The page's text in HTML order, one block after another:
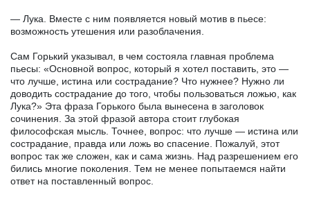
— Лука. Вместе с ним появляется новый мотив в пьесе:
возможность утешения или разоблачения.
Сам Горький указывал, в чем состояла главная проблема
пьесы: «Основной вопрос, который я хотел поставить, это —
что лучше, истина или сострадание? Что нужнее? Нужно ли
доводить сострадание до того, чтобы пользоваться ложью, как
Лука?» Эта фраза Горького была вынесена в заголовок
сочинения. За этой фразой автора стоит глубокая
философская мысль. Точнее, вопрос: что лучше — истина или
сострадание, правда или ложь во спасение. Пожалуй, этот
вопрос так же сложен, как и сама жизнь. Над разрешением его
бились многие поколения. Тем не менее попытаемся найти
ответ на поставленный вопрос.